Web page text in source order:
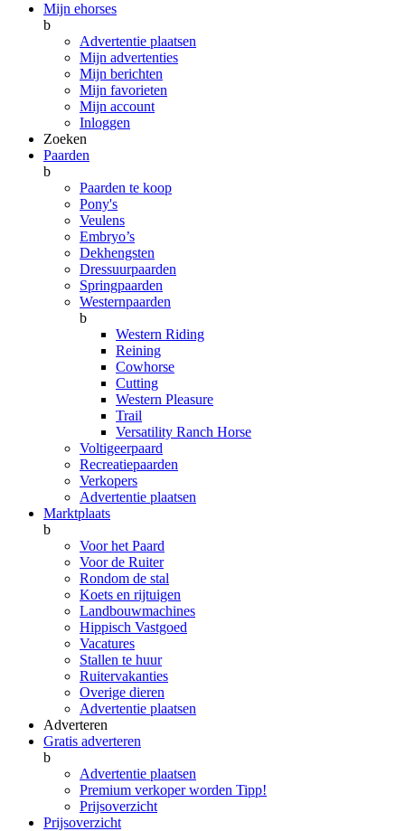
Mijn ehorses
b
Advertentie plaatsen
Mijn advertenties
Mijn berichten
Mijn favorieten
Mijn account
Inloggen
Zoeken
Paarden
b
Paarden te koop
Pony's
Veulens
Embryo’s
Dekhengsten
Dressuurpaarden
Springpaarden
Westernpaarden
b
Western Riding
Reining
Cowhorse
Cutting
Western Pleasure
Trail
Versatility Ranch Horse
Voltigeerpaard
Recreatiepaarden
Verkopers
Advertentie plaatsen
Marktplaats
b
Voor het Paard
Voor de Ruiter
Rondom de stal
Koets en rijtuigen
Landbouwmachines
Hippisch Vastgoed
Vacatures
Stallen te huur
Ruitervakanties
Overige dieren
Advertentie plaatsen
Adverteren
Gratis adverteren
b
Advertentie plaatsen
Premium verkoper worden Tipp!
Prijsoverzicht
Prijsoverzicht